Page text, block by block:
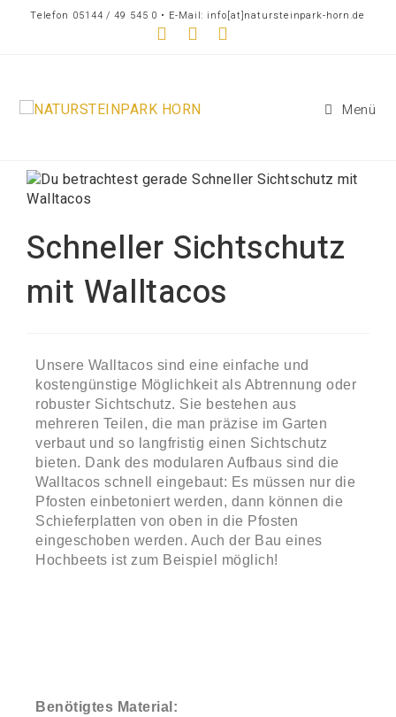
Telefon 05144 / 49 545 0 • E-Mail: info[at]natursteinpark-horn.de
Menü
Schneller Sichtschutz
mit Walltacos
Unsere Walltacos sind eine einfache und
kostengünstige Möglichkeit als Abtrennung oder
robuster Sichtschutz. Sie bestehen aus
mehreren Teilen, die man präzise im Garten
verbaut und so langfristig einen Sichtschutz
bieten. Dank des modularen Aufbaus sind die
Walltacos schnell eingebaut: Es müssen nur die
Pfosten einbetoniert werden, dann können die
Schieferplatten von oben in die Pfosten
eingeschoben werden. Auch der Bau eines
Hochbeets ist zum Beispiel möglich!
Benötigtes Material: